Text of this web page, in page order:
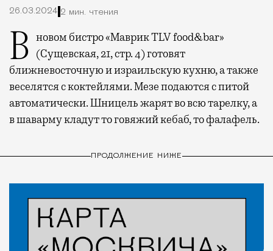
26.03.2024 2 мин. чтения
В новом бистро «Маврик TLV food&bar» (Сущевская, 21, стр. 4) готовят
ближневосточную и израильскую кухню, а также
веселятся с коктейлями. Мезе подаются с питой
автоматически. Шницель жарят во всю тарелку, а
в шаварму кладут то говяжий кебаб, то фалафель.
ПРОДОЛЖЕНИЕ НИЖЕ